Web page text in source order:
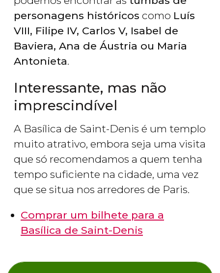
personagens históricos como Luís
VIII, Filipe IV, Carlos V, Isabel de
Baviera, Ana de Áustria ou Maria
Antonieta.
Interessante, mas não
imprescindível
A Basílica de Saint-Denis é um templo
muito atrativo, embora seja uma visita
que só recomendamos a quem tenha
tempo suficiente na cidade, uma vez
que se situa nos arredores de Paris.
Comprar um bilhete para a
Basílica de Saint-Denis